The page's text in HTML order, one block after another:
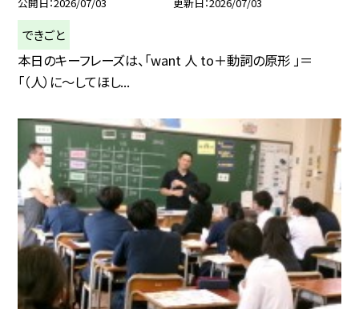
できごと
本日のキーフレーズは、「want 人 to＋動詞の原形 」＝
「（人）に～してほし...